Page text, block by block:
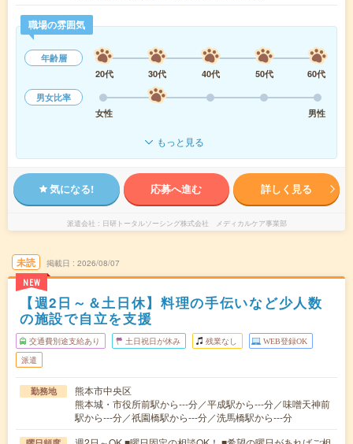
職場の雰囲気
年齢層
20代
30代 40代 50代
60代
男女比率
女性
男性
もっと見る
気になる! 応募へ進む 詳しく見る
派遣会社 日研トータルソーシング株式会社 メディカルケア事業部
未読
NEW
掲載日 2026/08/07
【週2日～＆土日休】料理の手伝いなど少人数
の施設で自立を支援
交通費別途支給あり 土日祝日が休み 残業なし WEB登録OK
派遣
勤務地
熊本市中央区
熊本城・市役所前駅から---分／平成駅から---分／味噌天神前
駅から---分／祇園橋駅から---分／洗馬橋駅から---分